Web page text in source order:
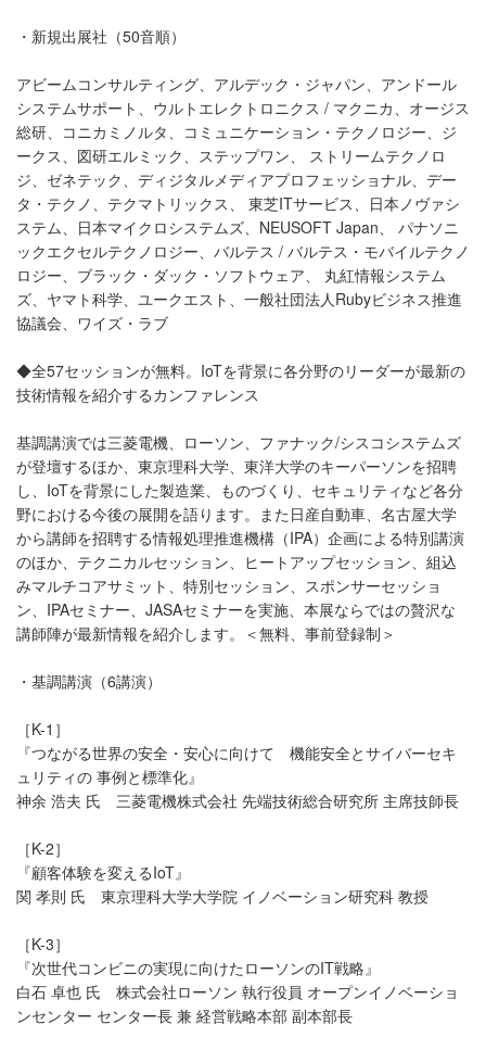
・新規出展社（50音順）
アビームコンサルティング、アルデック・ジャパン、アンドール
システムサポート、ウルトエレクトロニクス / マクニカ、オージス
総研、コニカミノルタ、コミュニケーション・テクノロジー、ジ
ークス、図研エルミック、ステップワン、 ストリームテクノロ
ジ、ゼネテック、ディジタルメディアプロフェッショナル、デー
タ・テクノ、テクマトリックス、 東芝ITサービス、日本ノヴァシ
ステム、日本マイクロシステムズ、NEUSOFT Japan、 パナソニ
ックエクセルテクノロジー、バルテス / バルテス・モバイルテクノ
ロジー、ブラック・ダック・ソフトウェア、 丸紅情報システム
ズ、ヤマト科学、ユークエスト、一般社団法人Rubyビジネス推進
協議会、ワイズ・ラブ
◆全57セッションが無料。IoTを背景に各分野のリーダーが最新の
技術情報を紹介するカンファレンス
基調講演では三菱電機、ローソン、ファナック/シスコシステムズ
が登壇するほか、東京理科大学、東洋大学のキーパーソンを招聘
し、IoTを背景にした製造業、ものづくり、セキュリティなど各分
野における今後の展開を語ります。また日産自動車、名古屋大学
から講師を招聘する情報処理推進機構（IPA）企画による特別講演
のほか、テクニカルセッション、ヒートアップセッション、組込
みマルチコアサミット、特別セッション、スポンサーセッショ
ン、IPAセミナー、JASAセミナーを実施、本展ならではの贅沢な
講師陣が最新情報を紹介します。＜無料、事前登録制＞
・基調講演（6講演）
［K-1］
『つながる世界の安全・安心に向けて 機能安全とサイバーセキ
ュリティの 事例と標準化』
神余 浩夫 氏 三菱電機株式会社 先端技術総合研究所 主席技師長
［K-2］
『顧客体験を変えるIoT』
関 孝則 氏 東京理科大学大学院 イノベーション研究科 教授
［K-3］
『次世代コンビニの実現に向けたローソンのIT戦略』
白石 卓也 氏 株式会社ローソン 執行役員 オープンイノベーショ
ンセンター センター長 兼 経営戦略本部 副本部長